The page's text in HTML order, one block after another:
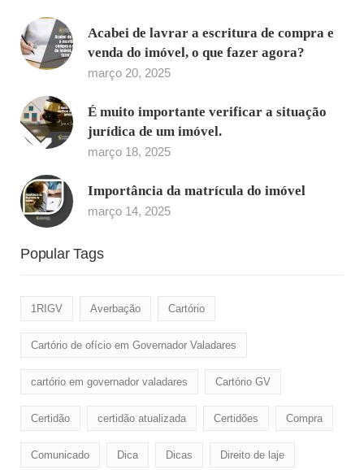
Acabei de lavrar a escritura de compra e
venda do imóvel, o que fazer agora?
março 20, 2025
É muito importante verificar a situação
jurídica de um imóvel.
março 18, 2025
Importância da matrícula do imóvel
março 14, 2025
Popular Tags
1RIGV Averbação Cartório
Cartório de ofício em Governador Valadares
cartório em governador valadares Cartório GV
Certidão certidão atualizada Certidões Compra
Comunicado Dica Dicas Direito de laje